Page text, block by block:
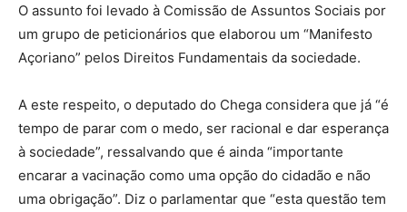
O assunto foi levado à Comissão de Assuntos Sociais por
um grupo de peticionários que elaborou um “Manifesto
Açoriano” pelos Direitos Fundamentais da sociedade.
A este respeito, o deputado do Chega considera que já “é
tempo de parar com o medo, ser racional e dar esperança
à sociedade”, ressalvando que é ainda “importante
encarar a vacinação como uma opção do cidadão e não
uma obrigação”. Diz o parlamentar que “esta questão tem